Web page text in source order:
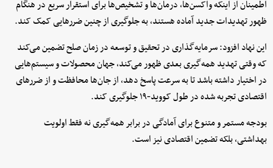
اطمینان از اینکه واکسن‌ها، درمان‌ها و تشخیص‌ها برای استقرار سریع در هنگام
ظهور تهدیدات جدید آماده هستند، به جلوگیری از چنین ضررهایی کمک کند.
این نهاد افزود: سرمایه‌گذاری در تحقیق و توسعه در زمان صلح تضمین می‌کند
که وقتی تهدید همه‌گیری بعدی ظهور می‌کند، جهان محصولات و سیستم‌هایی
در اختیار داشته باشد تا به سرعت پاسخ دهد، از جان‌ها محافظت و از ضررهای
اقتصادی تجربه شده در طول کووید‑۱۹ جلوگیری کند.
بودجه مستمر و متنوع برای آمادگی در برابر همه‌گیری نه فقط اولویت
بهداشتی، بلکه تضمین اقتصادی نیز است.